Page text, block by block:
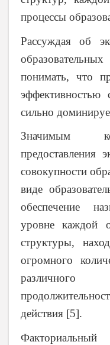
процессы
Рассуждая об
понимать, что
эффективностью
сильно
Значимым
предоставления
совокупности
виде
обеспечение
уровне каждой
структуры,
огромного
действия [5].